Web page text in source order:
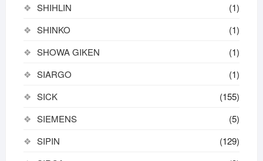
SHIHLIN
(1)
SHINKO
(1)
SHOWA GIKEN
(1)
SIARGO
(1)
SICK
(155)
SIEMENS
(5)
SIPIN
(129)